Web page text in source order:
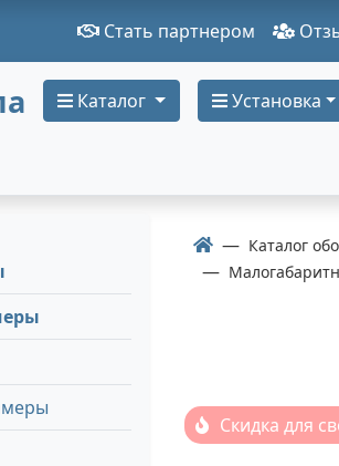
Стать партнером
Каталог Установка
Каталог
Скидка для